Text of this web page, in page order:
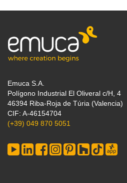
Emuca S.A.
Polígono Industrial El Oliveral c/H, 4
46394 Riba-Roja de Túria (Valencia)
CIF: A-46154704
(+39) 049 870 5051